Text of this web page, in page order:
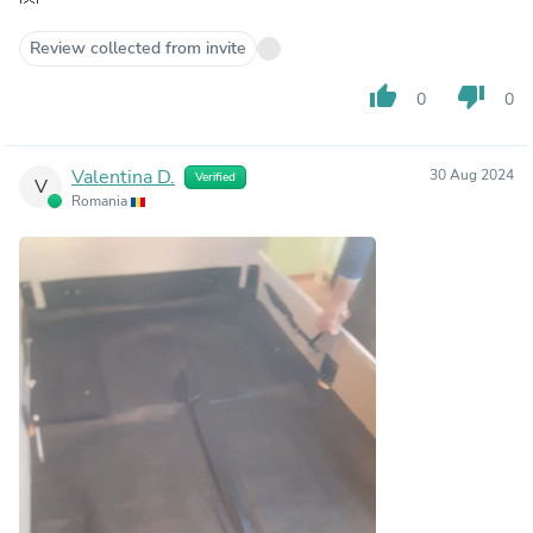
Review collected from invite
thumb_up 0 thumb_down 0
V Valentina D. Verified
Romania
30 Aug 2024